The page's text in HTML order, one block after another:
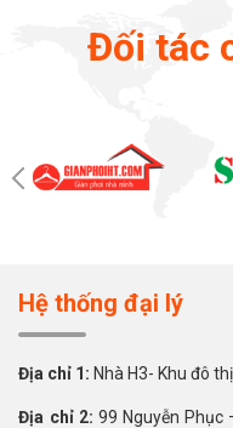
Đối tác
Hệ thống đại lý
Địa chỉ 1: Nhà H3- Khu đô
Địa chỉ 2: 99 Nguyễn Phục